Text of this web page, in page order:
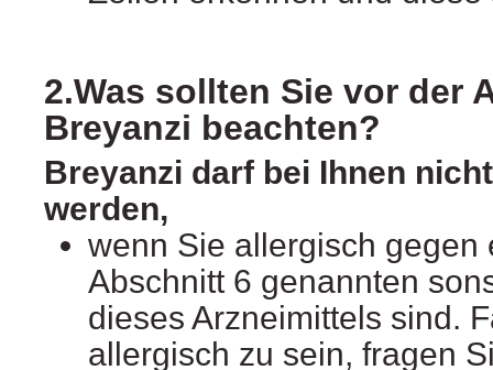
2.Was sollten Sie vor der
Breyanzi beachten?
Breyanzi darf bei Ihnen
werden,
wenn Sie allergisch gegen
Abschnitt 6 genannten
dieses Arzneimittels sind.
allergisch zu sein, fragen